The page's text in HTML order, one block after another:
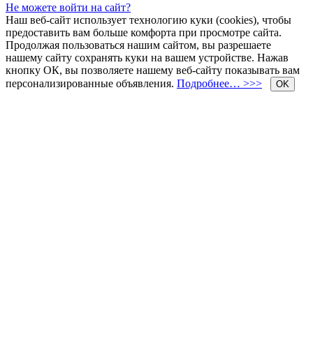
Не можете войти на сайт?
Наш веб-сайт использует технологию куки (cookies), чтобы
предоставить вам больше комфорта при просмотре сайта.
Продолжая пользоваться нашим сайтом, вы разрешаете
нашему сайту сохранять куки на вашем устройстве. Нажав
кнопку ОК, вы позволяете нашему веб-сайту показывать вам
персонализированные объявления. Подробнее… >>> OK